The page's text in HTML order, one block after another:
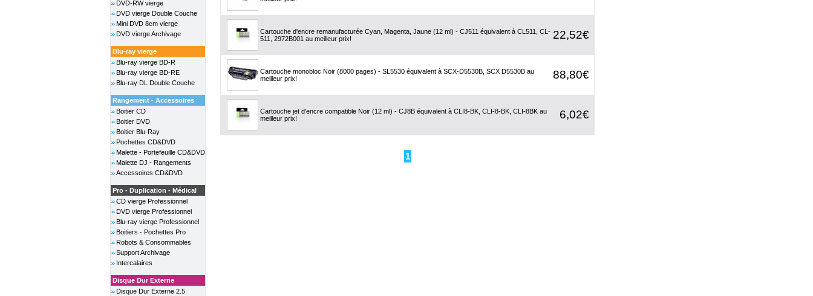
DVD-RW vierge
DVD vierge Double Couche
Mini DVD 8cm vierge
DVD vierge Archivage
Blu-ray vierge
Blu-ray vierge BD-R
Blu-ray vierge BD-RE
Blu-ray DL Double Couche
Rangement - Accessoires
Boitier CD
Boitier DVD
Boitier Blu-Ray
Pochettes CD&DVD
Malette - Portefeuille CD&DVD
Malette DJ - Rangements
Accessoires CD&DVD
Pro - Duplication - Médical
CD vierge Professionnel
DVD vierge Professionnel
Blu-ray vierge Professionnel
Boitiers - Pochettes Pro
Robots & Consommables
Support Archivage
Intercalaires
Disque Dur Externe
Disque Dur Externe 2.5
Cartouche d'encre remanufacturée Cyan, Magenta, Jaune (12 ml) - CJ511 équivalent à CL511, CL-
511, 2972B001 au meilleur prix!
22,52€
Cartouche monobloc Noir (8000 pages) - SL5530 équivalent à SCX-D5530B, SCX D5530B au
meilleur prix!
88,80€
Cartouche jet d'encre compatible Noir (12 ml) - CJ8B équivalent à CLI8-BK, CLI-8-BK, CLI-8BK au
meilleur prix!
6,02€
1